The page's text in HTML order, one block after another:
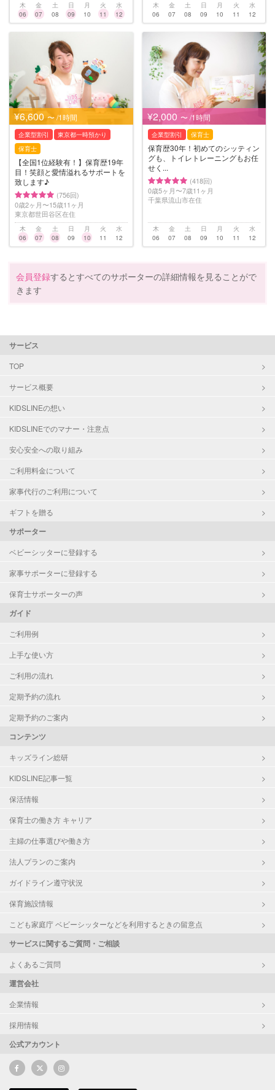
木
06
金
07
土
08
日
09
月
10
火
11
水
12
木
06
金
07
土
08
日
09
月
10
火
11
水
12
¥6,600 〜 /1時間
企業型割引
東京都一時預かり
保育士
【全国1位経験有！】保育歴19年
目！笑顔と愛情溢れるサポートを
致します♪
(756回)
0歳2ヶ月〜15歳11ヶ月
東京都世田谷区在住
木
06
金
07
土
08
日
09
月
10
火
11
水
12
¥2,000 〜 /1時間
企業型割引 保育士
保育歴30年！初めてのシッティン
グも、トイレトレーニングもお任
せく...
(418回)
0歳5ヶ月〜7歳11ヶ月
千葉県流山市在住
木
06
金
07
土
08
日
09
月
10
火
11
水
12
会員登録するとすべてのサポーターの詳細情報を見ることがで
きます
サービス
TOP
サービス概要
KIDSLINEの想い
KIDSLINEでのマナー・注意点
安心安全への取り組み
ご利用料金について
家事代行のご利用について
ギフトを贈る
サポーター
ベビーシッターに登録する
家事サポーターに登録する
保育士サポーターの声
ガイド
ご利用例
上手な使い方
ご利用の流れ
定期予約の流れ
定期予約のご案内
コンテンツ
キッズライン総研
KIDSLINE記事一覧
保活情報
保育士の働き方 キャリア
主婦の仕事選びや働き方
法人プランのご案内
ガイドライン遵守状況
保育施設情報
こども家庭庁 ベビーシッターなどを利用するときの留意点
サービスに関するご質問・ご相談
よくあるご質問
運営会社
企業情報
採用情報
公式アカウント